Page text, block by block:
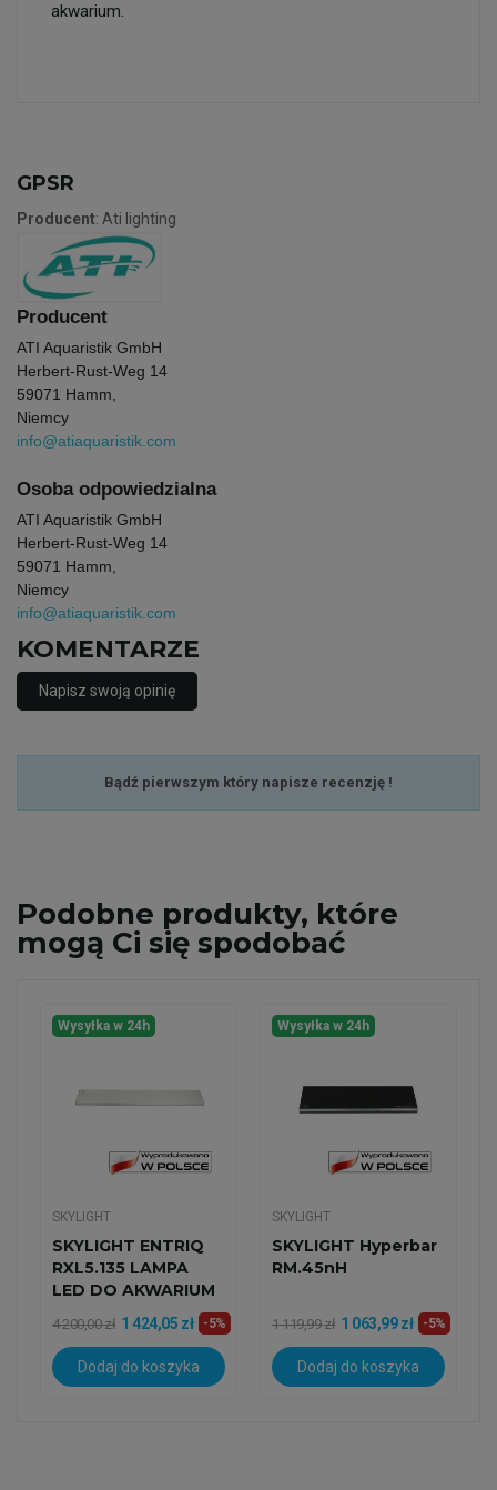
akwarium.
GPSR
Producent: Ati lighting
Producent
ATI Aquaristik GmbH
Herbert-Rust-Weg 14
59071 Hamm,
Niemcy
info@atiaquaristik.com
Osoba odpowiedzialna
ATI Aquaristik GmbH
Herbert-Rust-Weg 14
59071 Hamm,
Niemcy
info@atiaquaristik.com
KOMENTARZE
Napisz swoją opinię
Bądź pierwszym który napisze recenzję !
Podobne produkty, które
mogą Ci się spodobać
Wysyłka w 24h
SKYLIGHT
SKYLIGHT ENTRIQ
RXL5.135 LAMPA
LED DO AKWARIUM
MORSKIEGO
4 200,00 zł 1 424,05 zł -5%
Dodaj do koszyka
Wysyłka w 24h
SKYLIGHT
SKYLIGHT Hyperbar
RM.45nH
1 119,99 zł 1 063,99 zł -5%
Dodaj do koszyka